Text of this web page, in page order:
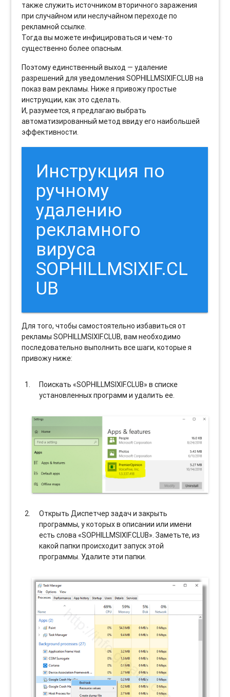
также служить источником вторичного заражения
при случайном или неслучайном переходе по
рекламной ссылке.
Тогда вы можете инфицироваться и чем-то
существенно более опасным.
Поэтому единственный выход — удаление
разрешений для уведомления SOPHILLMSIXIF.CLUB на
показ вам рекламы. Ниже я привожу простые
инструкции, как это сделать.
И, разумеется, я предлагаю выбрать
автоматизированный метод ввиду его наибольшей
эффективности.
Инструкция по
ручному
удалению
рекламного
вируса
SOPHILLMSIXIF.CL
UB
Для того, чтобы самостоятельно избавиться от
рекламы SOPHILLMSIXIF.CLUB, вам необходимо
последовательно выполнить все шаги, которые я
привожу ниже:
Поискать «SOPHILLMSIXIF.CLUB» в списке
установленных программ и удалить ее.
Открыть Диспетчер задач и закрыть
программы, у которых в описании или имени
есть слова «SOPHILLMSIXIF.CLUB». Заметьте, из
какой папки происходит запуск этой
программы. Удалите эти папки.